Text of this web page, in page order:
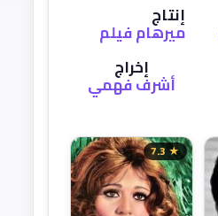
إنتاج
ميرهام فيلم
إخراج
أشرف فهمي
★ 7.3